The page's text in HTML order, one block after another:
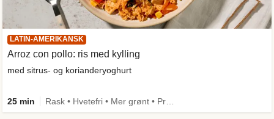
LATIN-AMERIKANSK
Arroz con pollo: ris med kylling
med sitrus- og korianderyoghurt
25 min